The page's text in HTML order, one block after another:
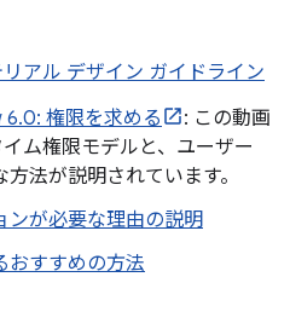
アル デザイン ガイドライン
権限を求める
: この動画
ム権限モデルと、ユーザー
法が説明されています。
ンが必要な理由の説明
おすすめの方法